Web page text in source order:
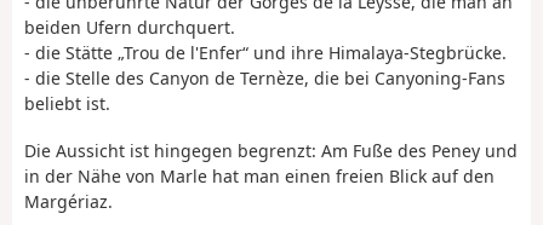
beiden Ufern durchquert.
- die Stätte „Trou de l'Enfer“ und ihre Himalaya-Stegbrücke.
- die Stelle des Canyon de Ternèze, die bei Canyoning-Fans
beliebt ist.
Die Aussicht ist hingegen begrenzt: Am Fuße des Peney und
in der Nähe von Marle hat man einen freien Blick auf den
Margériaz.